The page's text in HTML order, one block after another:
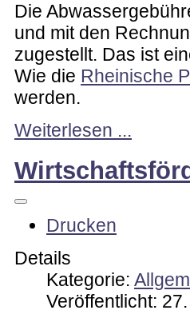
Die
und mit den
zugestellt. Das ist
Wie die Rheinische
werden.
Weiterlesen ...
Drucken
Details
Kategorie:
Veröffentlicht: